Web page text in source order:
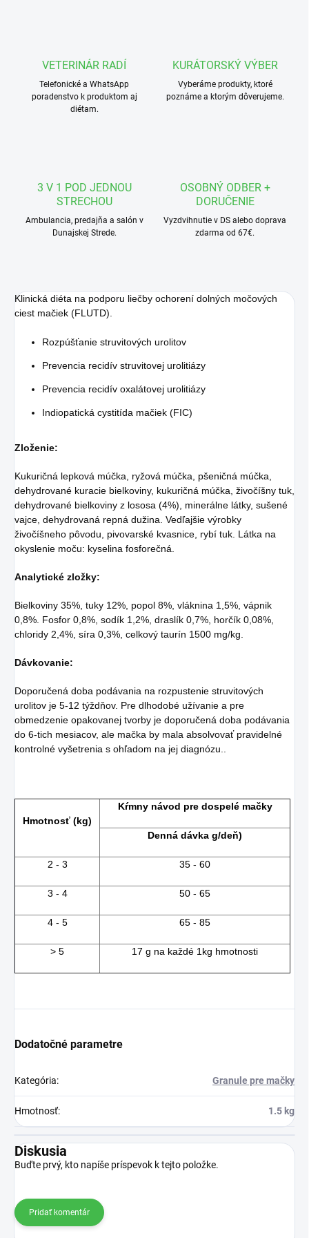
VETERINÁR RADÍ
Telefonické a WhatsApp
poradenstvo k produktom aj
diétam.
KURÁTORSKÝ VÝBER
Vyberáme produkty, ktoré
poznáme a ktorým dôverujeme.
3 V 1 POD JEDNOU
STRECHOU
Ambulancia, predajňa a salón v
Dunajskej Strede.
OSOBNÝ ODBER +
DORUČENIE
Vyzdvihnutie v DS alebo doprava
zdarma od 67€.
Klinická diéta na podporu liečby ochorení dolných močových
ciest mačiek (FLUTD).
Rozpúšťanie struvitových urolitov
Prevencia recidív struvitovej urolitiázy
Prevencia recidív oxalátovej urolitiázy
Indiopatická cystitída mačiek (FIC)
Zloženie:
Kukuričná lepková múčka, ryžová múčka, pšeničná múčka,
dehydrované kuracie bielkoviny, kukuričná múčka, živočíšny tuk,
dehydrované bielkoviny z lososa (4%), minerálne látky, sušené
vajce, dehydrovaná repná dužina. Vedľajšie výrobky
živočíšneho pôvodu, pivovarské kvasnice, rybí tuk. Látka na
okyslenie moču: kyselina fosforečná.
Analytické zložky:
Bielkoviny 35%, tuky 12%, popol 8%, vláknina 1,5%, vápnik
0,8%. Fosfor 0,8%, sodík 1,2%, draslík 0,7%, horčík 0,08%,
chloridy 2,4%, síra 0,3%, celkový taurín 1500 mg/kg.
Dávkovanie:
Doporučená doba podávania na rozpustenie struvitových
urolitov je 5-12 týždňov. Pre dlhodobé užívanie a pre
obmedzenie opakovanej tvorby je doporučená doba podávania
do 6-tich mesiacov, ale mačka by mala absolvovať pravidelné
kontrolné vyšetrenia s ohľadom na jej diagnózu..
Hmotnosť (kg)
Kŕmny návod pre dospelé mačky
Denná dávka g/deň)
2 - 3 35 - 60
3 - 4 50 - 65
4 - 5 65 - 85
> 5 17 g na každé 1kg hmotnosti
Dodatočné parametre
Kategória: Granule pre mačky
Hmotnosť: 1.5 kg
Diskusia
Buďte prvý, kto napíše príspevok k tejto položke.
Pridať komentár